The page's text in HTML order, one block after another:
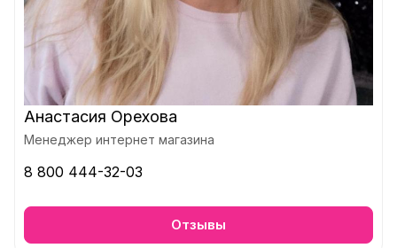
Анастасия Орехова
Менеджер интернет магазина
8 800 444-32-03
Отзывы